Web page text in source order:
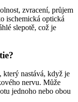
zvracení, průjem
ischemická optická
slepotě, což je
který nastává, když je
nervu. Může
jednoho nebo obou